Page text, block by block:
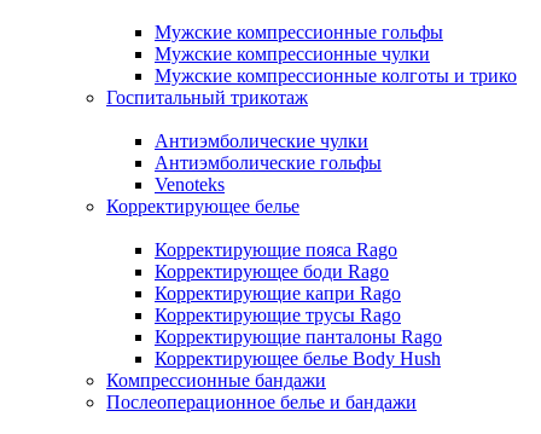
Мужские компрессионные гольфы
Мужские компрессионные чулки
Мужские компрессионные колготы и трико
Госпитальный трикотаж
Антиэмболические чулки
Антиэмболические гольфы
Venoteks
Корректирующее белье
Корректирующие пояса Rago
Корректирующее боди Rago
Корректирующие капри Rago
Корректирующие трусы Rago
Корректирующие панталоны Rago
Корректирующее белье Body Hush
Компрессионные бандажи
Послеоперационное белье и бандажи